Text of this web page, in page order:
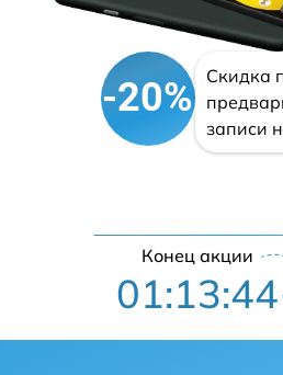
-20%
Скидка
записи
Конец акции
01:13:43